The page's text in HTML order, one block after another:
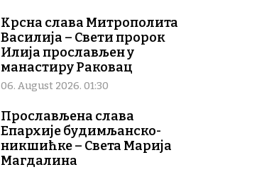
Крсна слава Митрополита
Василија – Свети пророк
Илија прослављен у
манастиру Раковац
06. August 2026. 01:30
Прослављена слава
Епархије будимљанско-
никшићке – Света Марија
Магдалина